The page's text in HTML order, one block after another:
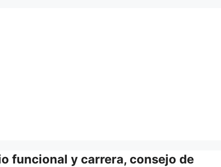
funcional y carrera, consejo de